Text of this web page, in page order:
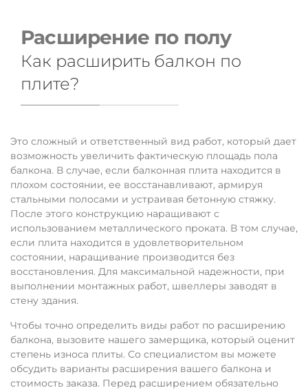
Расширение по полу
Как расширить балкон по
плите?
Это сложный и ответственный вид работ, который дает
возможность увеличить фактическую площадь пола
балкона. В случае, если балконная плита находится в
плохом состоянии, ее восстанавливают, армируя
стальными полосами и устраивая бетонную стяжку.
После этого конструкцию наращивают с
использованием металлического проката. В том случае,
если плита находится в удовлетворительном
состоянии, наращивание производится без
восстановления. Для максимальной надежности, при
выполнении монтажных работ, швеллеры заводят в
стену здания.
Чтобы точно определить виды работ по расширению
балкона, вызовите нашего замерщика, который оценит
степень износа плиты. Со специалистом вы можете
обсудить варианты расширения вашего балкона и
стоимость заказа. Перед расширением обязательно